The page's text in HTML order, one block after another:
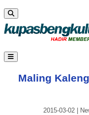
Maling
2015-03-02|